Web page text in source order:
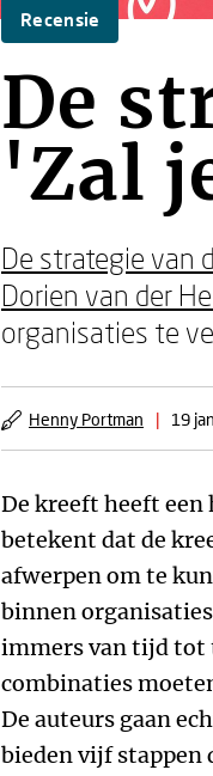
Recensie
De
'Zal
De strategie van
Dorien van der
organisaties te
Henny Portman | 19
De kreeft heeft
betekent dat de
afwerpen om te
binnen
immers van tijd tot
combinaties
De auteurs gaan
bieden vijf stappen